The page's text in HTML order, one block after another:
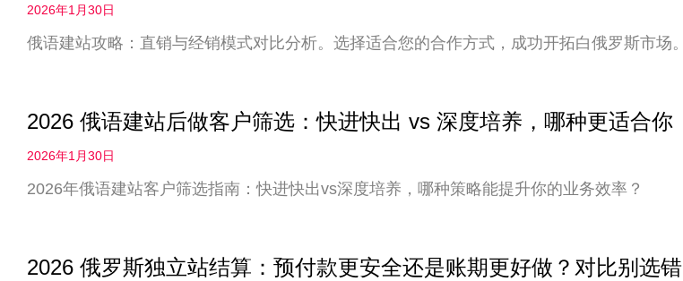
2026年1月30日
俄语建站攻略：直销与经销模式对比分析。选择适合您的合作方式，成功开拓白俄罗斯市场。
2026 俄语建站后做客户筛选：快进快出 vs 深度培养，哪种更适合你
2026年1月30日
2026年俄语建站客户筛选指南：快进快出vs深度培养，哪种策略能提升你的业务效率？
2026 俄罗斯独立站结算：预付款更安全还是账期更好做？对比别选错